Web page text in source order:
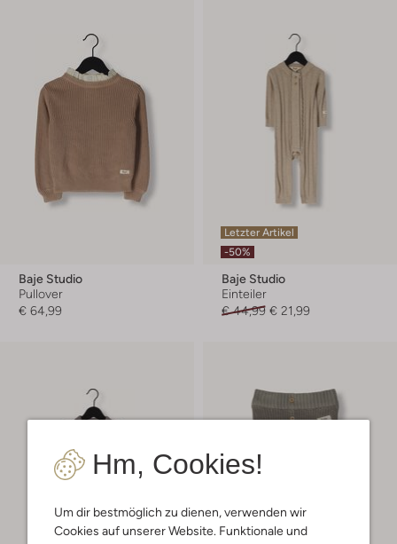
Hm, Cookies!
Um dir bestmöglich zu dienen, verwenden wir
Cookies auf unserer Website. Funktionale und
Baje Studio
Pullover
€ 64,99
Letzter Artikel
-50%
Baje Studio
Einteiler
€ 44,99 € 21,99